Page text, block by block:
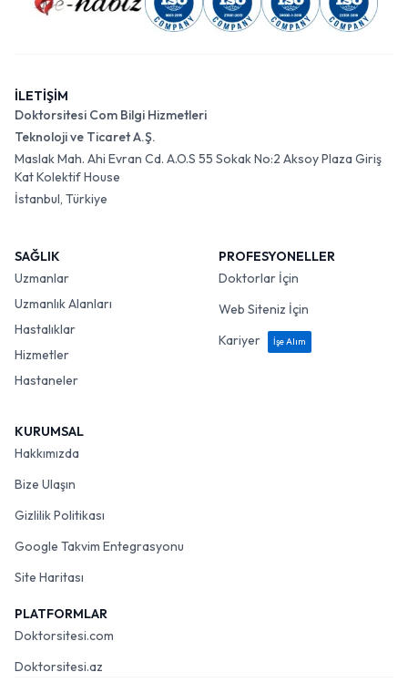
İLETİŞİM
Doktorsitesi Com Bilgi Hizmetleri
Teknoloji ve Ticaret A.Ş.
Maslak Mah. Ahi Evran Cd. A.O.S 55 Sokak No:2 Aksoy Plaza Giriş
Kat Kolektif House
İstanbul, Türkiye
SAĞLIK
Uzmanlar
Uzmanlık Alanları
Hastalıklar
Hizmetler
Hastaneler
PROFESYONELLER
Doktorlar İçin
Web Siteniz İçin
Kariyer
İşe Alım
KURUMSAL
Hakkımızda
Bize Ulaşın
Gizlilik Politikası
Google Takvim Entegrasyonu
Site Haritası
PLATFORMLAR
Doktorsitesi.com
Doktorsitesi.az